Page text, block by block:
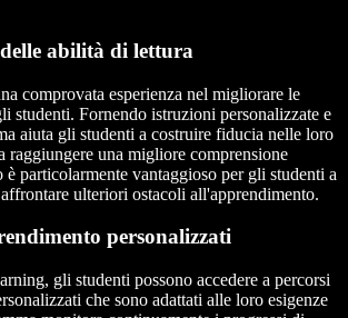
abilità di lettura
comprovata esperienza nel migliorare le
studenti. Fornendo istruzioni personalizzate e
aiuta gli studenti a costruire fiducia nelle loro
raggiungere una migliore comprensione
è particolarmente vantaggioso per gli studenti a
ulteriori ostacoli all'apprendimento.
personalizzati
gli studenti possono accedere a percorsi
che sono adattati alle loro esigenze